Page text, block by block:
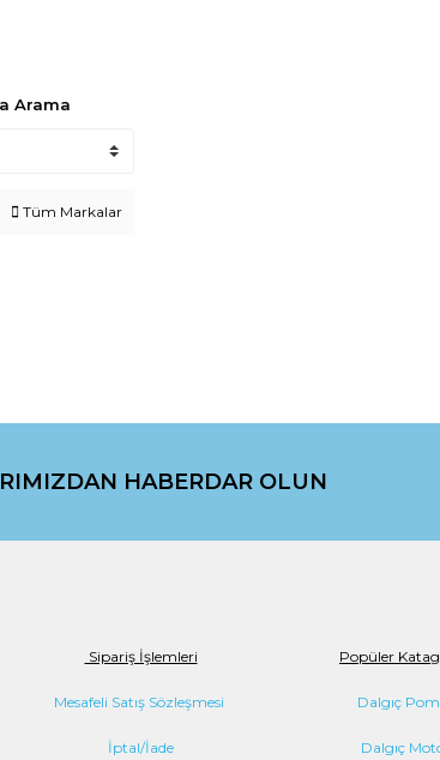
Arama
Tüm Markalar
HABERDAR OLUN
Sipariş İşlemleri Popüler
Mesafeli Satış Sözleşmesi Dalgıç
İptal/İade Dalgıç